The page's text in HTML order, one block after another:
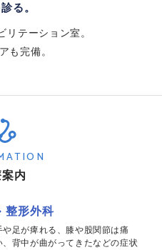
る。
テーション室。
も完備。
内
整形外科
や足が痺れる、膝や股関節は痛
、背中が曲がってきたなどの症状